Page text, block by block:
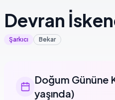
Devran
Şarkıcı Bekar
Doğum Gününe
yaşında)